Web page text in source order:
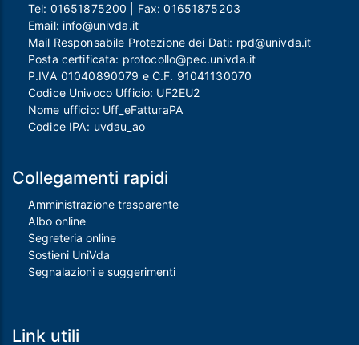
Tel: 01651875200 | Fax:01651875203
Email: info@univda.it
Mail Responsabile Protezione dei Dati: rpd@univda.it
Posta certificata: protocollo@pec.univda.it
P.IVA 01040890079 e C.F. 91041130070
Codice Univoco Ufficio: UF2EU2
Nome ufficio: Uff_eFatturaPA
Codice IPA: uvdau_ao
Collegamenti rapidi
Amministrazione trasparente
Albo online
Segreteria online
Sostieni UniVda
Segnalazioni e suggerimenti
Link utili